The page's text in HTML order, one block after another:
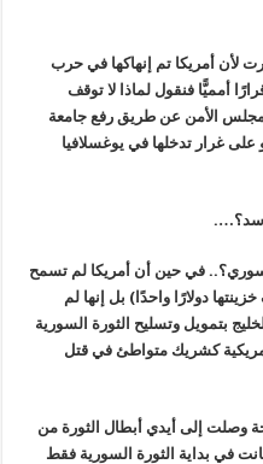
لأن أمريكا تم إنهاكها في حرب
أمميًّا فنقول لماذا لا توقف
ومجلس الأمن عن طريق رفع جامعة
على غرار تدخلها في يوغسلافيا
في حين أن أمريكا لم تسمح
دولارًا واحدًا) بل إنهالم
بتمويل وتسليح الثورة السورية
كشريك متواطئ في قتل
وصلت إلى أيدي أبطال الثورة من
في بداية الثورة السورية فقط